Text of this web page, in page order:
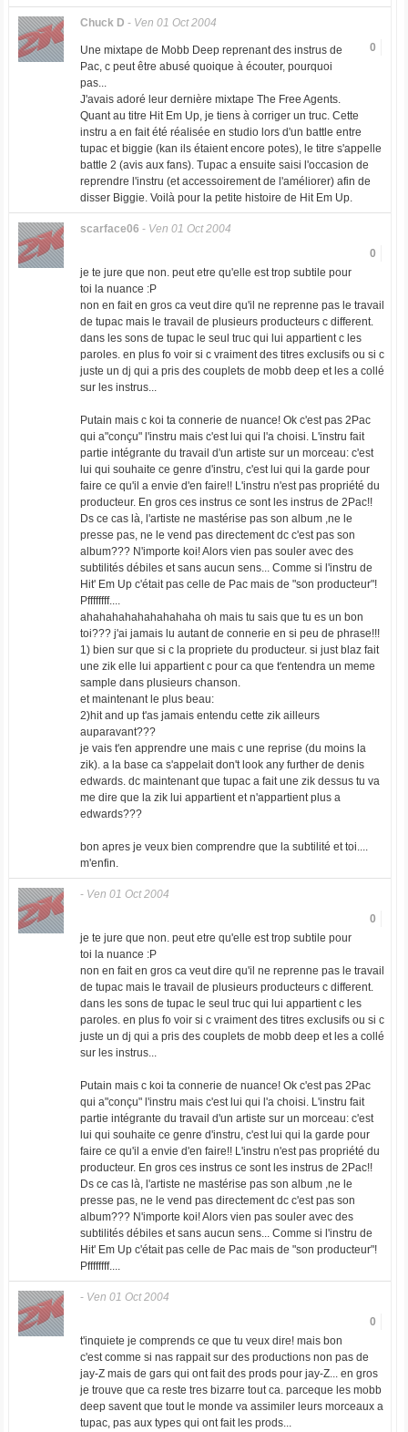
Chuck D - Ven 01 Oct 2004
0
Une mixtape de Mobb Deep reprenant des instrus de
Pac, c peut être abusé quoique à écouter, pourquoi
pas...
J'avais adoré leur dernière mixtape The Free Agents.
Quant au titre Hit Em Up, je tiens à corriger un truc. Cette
instru a en fait été réalisée en studio lors d'un battle entre
tupac et biggie (kan ils étaient encore potes), le titre s'appelle
battle 2 (avis aux fans). Tupac a ensuite saisi l'occasion de
reprendre l'instru (et accessoirement de l'améliorer) afin de
disser Biggie. Voilà pour la petite histoire de Hit Em Up.
scarface06 - Ven 01 Oct 2004
0
je te jure que non. peut etre qu'elle est trop subtile pour
toi la nuance :P
non en fait en gros ca veut dire qu'il ne reprenne pas le travail
de tupac mais le travail de plusieurs producteurs c different.
dans les sons de tupac le seul truc qui lui appartient c les
paroles. en plus fo voir si c vraiment des titres exclusifs ou si c
juste un dj qui a pris des couplets de mobb deep et les a collé
sur les instrus...
Putain mais c koi ta connerie de nuance! Ok c'est pas 2Pac
qui a"conçu" l'instru mais c'est lui qui l'a choisi. L'instru fait
partie intégrante du travail d'un artiste sur un morceau: c'est
lui qui souhaite ce genre d'instru, c'est lui qui la garde pour
faire ce qu'il a envie d'en faire!! L'instru n'est pas propriété du
producteur. En gros ces instrus ce sont les instrus de 2Pac!!
Ds ce cas là, l'artiste ne mastérise pas son album ,ne le
presse pas, ne le vend pas directement dc c'est pas son
album??? N'importe koi! Alors vien pas souler avec des
subtilités débiles et sans aucun sens... Comme si l'instru de
Hit' Em Up c'était pas celle de Pac mais de "son producteur"!
Pffffffff....
ahahahahahahahahaha oh mais tu sais que tu es un bon
toi??? j'ai jamais lu autant de connerie en si peu de phrase!!!
1) bien sur que si c la propriete du producteur. si just blaz fait
une zik elle lui appartient c pour ca que t'entendra un meme
sample dans plusieurs chanson.
et maintenant le plus beau:
2)hit and up t'as jamais entendu cette zik ailleurs
auparavant???
je vais t'en apprendre une mais c une reprise (du moins la
zik). a la base ca s'appelait don't look any further de denis
edwards. dc maintenant que tupac a fait une zik dessus tu va
me dire que la zik lui appartient et n'appartient plus a
edwards???
bon apres je veux bien comprendre que la subtilité et toi....
m'enfin.
- Ven 01 Oct 2004
0
je te jure que non. peut etre qu'elle est trop subtile pour
toi la nuance :P
non en fait en gros ca veut dire qu'il ne reprenne pas le travail
de tupac mais le travail de plusieurs producteurs c different.
dans les sons de tupac le seul truc qui lui appartient c les
paroles. en plus fo voir si c vraiment des titres exclusifs ou si c
juste un dj qui a pris des couplets de mobb deep et les a collé
sur les instrus...
Putain mais c koi ta connerie de nuance! Ok c'est pas 2Pac
qui a"conçu" l'instru mais c'est lui qui l'a choisi. L'instru fait
partie intégrante du travail d'un artiste sur un morceau: c'est
lui qui souhaite ce genre d'instru, c'est lui qui la garde pour
faire ce qu'il a envie d'en faire!! L'instru n'est pas propriété du
producteur. En gros ces instrus ce sont les instrus de 2Pac!!
Ds ce cas là, l'artiste ne mastérise pas son album ,ne le
presse pas, ne le vend pas directement dc c'est pas son
album??? N'importe koi! Alors vien pas souler avec des
subtilités débiles et sans aucun sens... Comme si l'instru de
Hit' Em Up c'était pas celle de Pac mais de "son producteur"!
Pffffffff....
- Ven 01 Oct 2004
0
t'inquiete je comprends ce que tu veux dire! mais bon
c'est comme si nas rappait sur des productions non pas de
jay-Z mais de gars qui ont fait des prods pour jay-Z... en gros
je trouve que ca reste tres bizarre tout ca. parceque les mobb
deep savent que tout le monde va assimiler leurs morceaux a
tupac, pas aux types qui ont fait les prods...